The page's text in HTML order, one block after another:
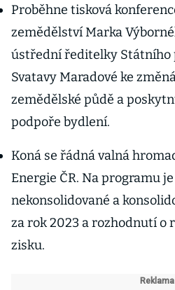
Proběhne tisková
zemědělství Marka
ústřední ředitelky Státního
Svatavy Maradové ke
zemědělské půdě a
podpoře bydlení.
Koná se řádná valná
Energie ČR. Na programu
nekonsolidované a
za rok 2023 a rozhodnutí o
zisku.